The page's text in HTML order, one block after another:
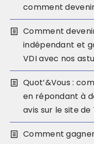
comment
Comment
indépendant et
VDI avec nos
Quot’&Vous :
en répondant à
avis sur le site de
Comment